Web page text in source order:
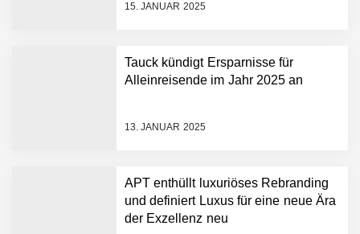
15. JANUAR 2025
Tauck kündigt Ersparnisse für
Alleinreisende im Jahr 2025 an
13. JANUAR 2025
APT enthüllt luxuriöses Rebranding
und definiert Luxus für eine neue Ära
der Exzellenz neu